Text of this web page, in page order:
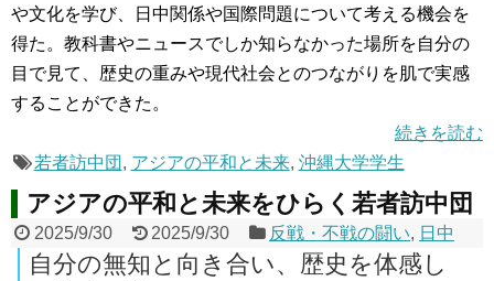
や文化を学び、日中関係や国際問題について考える機会を
得た。教科書やニュースでしか知らなかった場所を自分の
目で見て、歴史の重みや現代社会とのつながりを肌で実感
することができた。
続きを読む
若者訪中団 , アジアの平和と未来, 沖縄大学学生
アジアの平和と未来をひらく若者訪中団
2025/9/30 2025/9/30 反戦・不戦の闘い, 日中
自分の無知と向き合い、歴史を体感し